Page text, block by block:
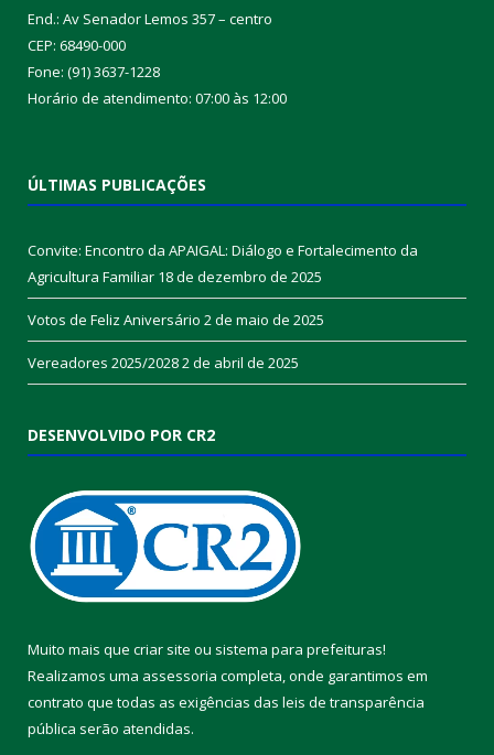
End.: Av Senador Lemos 357 – centro
CEP: 68490-000
Fone: (91) 3637-1228
Horário de atendimento: 07:00 às 12:00
ÚLTIMAS PUBLICAÇÕES
Convite: Encontro da APAIGAL: Diálogo e Fortalecimento da
Agricultura Familiar 18 de dezembro de 2025
Votos de Feliz Aniversário 2 de maio de 2025
Vereadores 2025/20282 de abril de 2025
DESENVOLVIDO POR CR2
Muito mais que criar site ou sistema para prefeituras!
Realizamos uma assessoria completa, onde garantimos em
contrato que todas as exigências das leis de transparência
pública serão atendidas.